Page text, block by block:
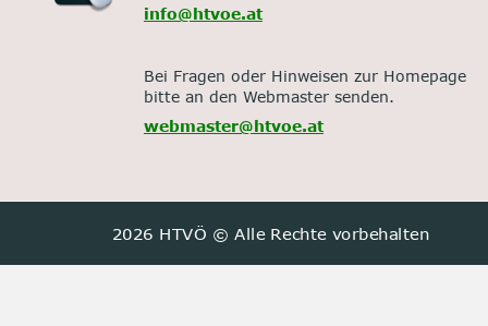
2026 HTVÖ © Alle Rechte vorbehalten
info@htvoe.at
Bei Fragen oder Hinweisen zur Homepage
bitte an den Webmaster senden.
webmaster@htvoe.at